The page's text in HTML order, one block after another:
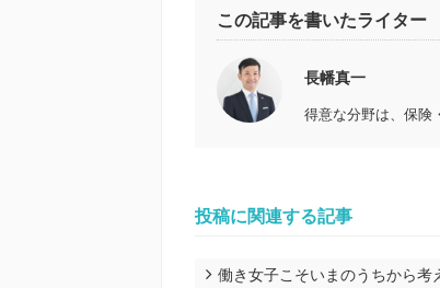
この記事を書いたライター
長幡真一
得意な分野は、保険
投稿に関連する記事
働き女子こそいまのうちから